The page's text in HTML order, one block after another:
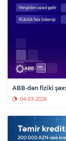
ABB-dən fiziki
04-03-2026